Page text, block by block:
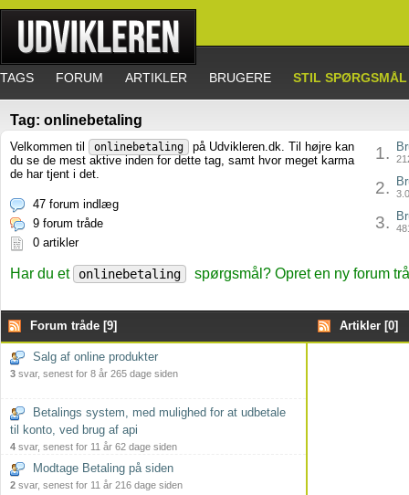
TAGS FORUM ARTIKLER BRUGERE STIL SPØRGSMÅL
Tag: onlinebetaling
Velkommen til onlinebetaling
på Udvikleren.dk. Til højre kan
du se de mest aktive inden for dette tag, samt hvor meget karma
de har tjent i det.
47 forum indlæg
9 forum tråde
0 artikler
1.
2.
3.
Har du et onlinebetaling spørgsmål? Opret en ny forum
Forum tråde [9] Artikler [0]
Salg af online produkter
3 svar, senest for 8 år 265 dage siden
Betalings system, med mulighed for at udbetale
til konto, ved brug af api
4 svar, senest for 11 år 62 dage siden
Modtage Betaling på siden
2 svar, senest for 11 år 216 dage siden